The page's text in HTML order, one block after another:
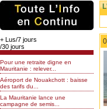
+ Lus/7 jours
/30 jours
Pour une retraite digne en
Mauritanie : relever...
Aéroport de Nouakchott : baisse
des tarifs du...
La Mauritanie lance une
campagne de semis...